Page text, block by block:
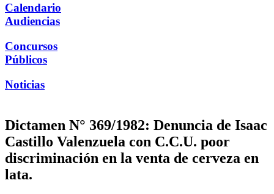
Calendario
Audiencias
Concursos
Públicos
Noticias
Dictamen N° 369/1982: Denuncia de Isaac
Castillo Valenzuela con C.C.U. poor
discriminación en la venta de cerveza en
lata.